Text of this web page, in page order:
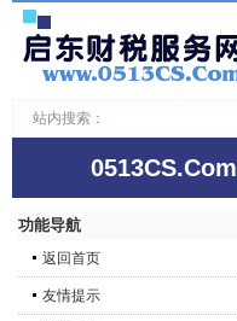
站内搜索：
0513CS.Com
功能导航
返回首页
友情提示